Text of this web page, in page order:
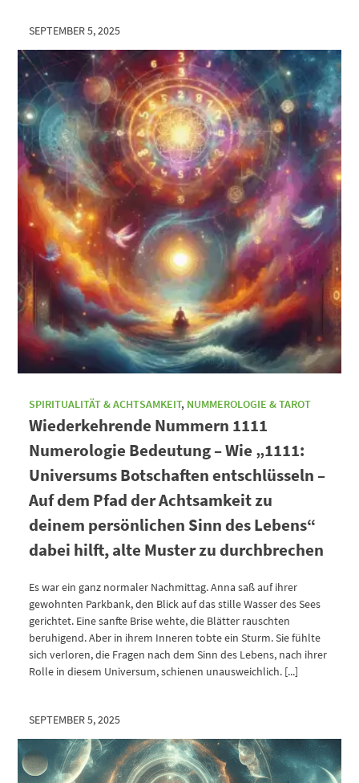
SEPTEMBER 5, 2025
SPIRITUALITÄT & ACHTSAMKEIT, NUMMEROLOGIE & TAROT
Wiederkehrende Nummern 1111
Numerologie Bedeutung – Wie „1111:
Universums Botschaften entschlüsseln –
Auf dem Pfad der Achtsamkeit zu
deinem persönlichen Sinn des Lebens“
dabei hilft, alte Muster zu durchbrechen
Es war ein ganz normaler Nachmittag. Anna saß auf ihrer
gewohnten Parkbank, den Blick auf das stille Wasser des Sees
gerichtet. Eine sanfte Brise wehte, die Blätter rauschten
beruhigend. Aber in ihrem Inneren tobte ein Sturm. Sie fühlte
sich verloren, die Fragen nach dem Sinn des Lebens, nach ihrer
Rolle in diesem Universum, schienen unausweichlich. [...]
SEPTEMBER 5, 2025